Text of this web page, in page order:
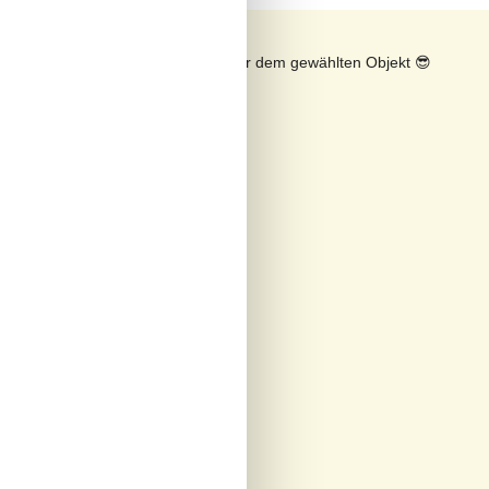
Sonnenstand über dem gewählten Objekt 😎